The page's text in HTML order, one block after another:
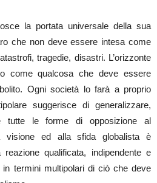
la portata universale della sua
che non deve essere intesa come
tragedie, disastri. L’orizzonte
come qualcosa che deve essere
Ogni società lo farà a proprio
suggerisce di generalizzare,
tutte le forme di opposizione al
visione ed alla sfida globalista è
qualificata, indipendente e
termini multipolari di ciò che deve